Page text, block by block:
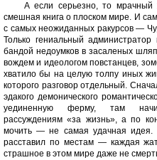
А если серьезно, то
смешная книга о плоском мире. И
с самых неожиданных ракурсов —
Только гениальный
бандой недоумков в засаленых
вождем и идеологом повстанцев,
хватило бы на целую толпу иных
которого разговор отдельный.
эдакого демонического
уединенную ферму, там
рассуждениям «за жизнь», а по
мочить — не самая удачная
расставил по местам — каждая
страшное в этом мире даже не